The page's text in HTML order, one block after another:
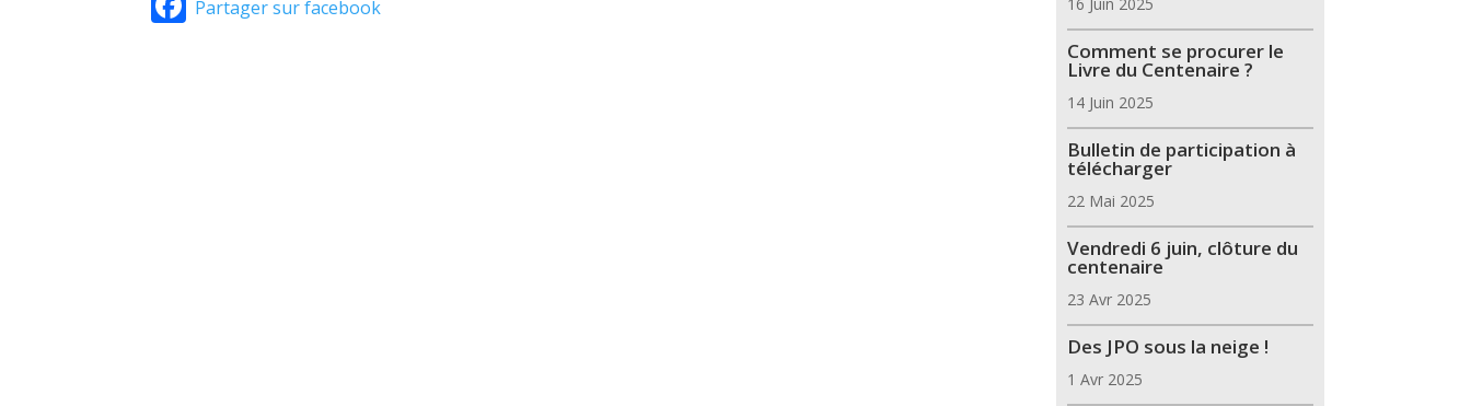
Partager sur facebook
Comment se procurer le
Livre du Centenaire ?
14 Juin 2025
Bulletin de participation à
télécharger
22 Mai 2025
Vendredi 6 juin, clôture du
centenaire
23 Avr 2025
Des JPO sous la neige !
1 Avr 2025